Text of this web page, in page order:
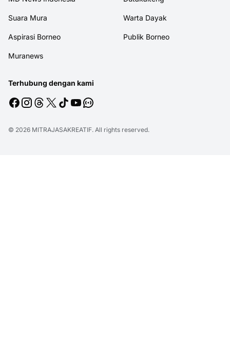
Suara Mura Warta Dayak
Aspirasi Borneo Publik Borneo
Muranews
Terhubung dengan kami
© 2026 MITRAJASAKREATIF. All rights reserved.